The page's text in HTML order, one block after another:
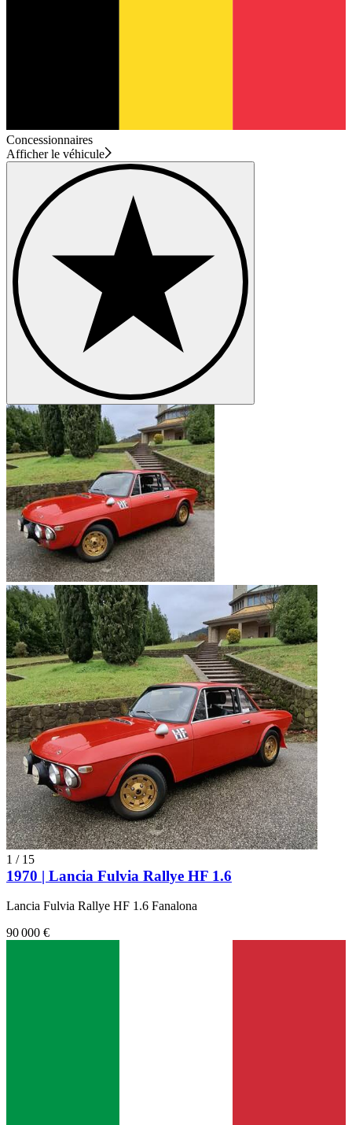
Concessionnaires
Afficher le véhicule
1 / 15
1970 | Lancia Fulvia Rallye HF 1.6
Lancia Fulvia Rallye HF 1.6 Fanalona
90 000 €